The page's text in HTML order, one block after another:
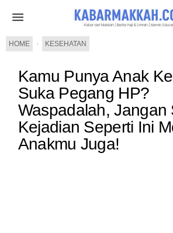
HOME › KESEHATAN
Kamu Punya Anak
Suka Pegang HP?
Waspadalah, Jangan
Kejadian Seperti Ini
Anakmu Juga!